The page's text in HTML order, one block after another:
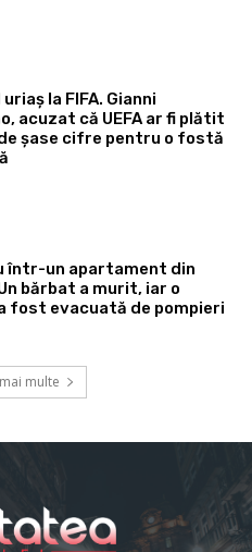
la FIFA. Gianni
acuzat că UEFA ar fi plătit
șase cifre pentru o fostă
într-un apartament din
bărbat a murit, iar o
fost evacuată de pompieri
multe